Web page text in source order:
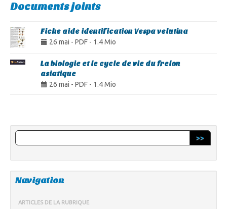
Documents joints
Fiche aide identification Vespa velutina
26 mai - PDF - 1.4 Mio
La biologie et le cycle de vie du frelon
asiatique
26 mai - PDF - 1.4 Mio
>>
Navigation
ARTICLES DE LA RUBRIQUE